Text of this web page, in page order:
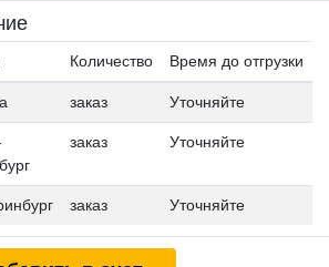
Количество Время до отгрузки
заказ Уточняйте
заказ Уточняйте
заказ Уточняйте